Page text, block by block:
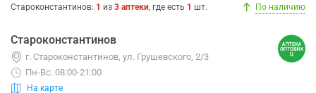
Староконстантинов: 1 из 3 аптеки, где есть 1 шт. По наличию
Староконстантинов
г. Староконстантинов, ул. Грушевского, 2/3
Пн-Вс: 08:00-21:00
На карте